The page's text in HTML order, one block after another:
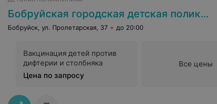
Бобруйская городская детская поликлиника № 1
Бобруйск, ул. Пролетарская, 37 до 20:00
Вакцинация детей против
дифтерии и столбняка
Цена по запросу
Все цены